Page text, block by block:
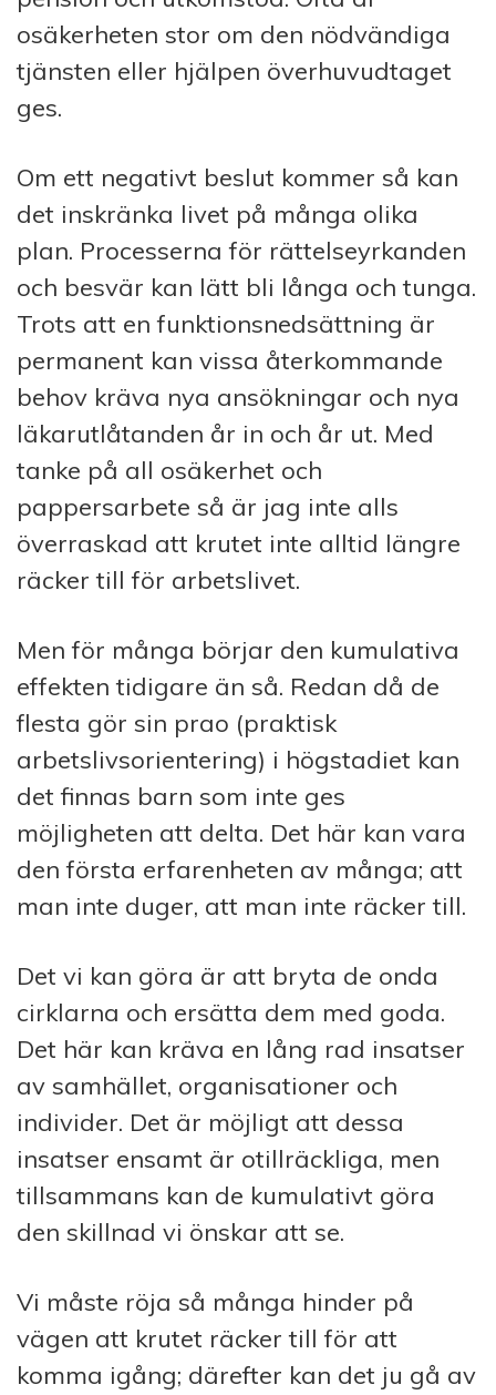
osäkerheten stor om den nödvändiga
tjänsten eller hjälpen överhuvudtaget
ges.
Om ett negativt beslut kommer så kan
det inskränka livet på många olika
plan. Processerna för rättelseyrkanden
och besvär kan lätt bli långa och tunga.
Trots att en funktionsnedsättning är
permanent kan vissa återkommande
behov kräva nya ansökningar och nya
läkarutlåtanden år in och år ut. Med
tanke på all osäkerhet och
pappersarbete så är jag inte alls
överraskad att krutet inte alltid längre
räcker till för arbetslivet.
Men för många börjar den kumulativa
effekten tidigare än så. Redan då de
flesta gör sin prao (praktisk
arbetslivsorientering) i högstadiet kan
det finnas barn som inte ges
möjligheten att delta. Det här kan vara
den första erfarenheten av många; att
man inte duger, att man inte räcker till.
Det vi kan göra är att bryta de onda
cirklarna och ersätta dem med goda.
Det här kan kräva en lång rad insatser
av samhället, organisationer och
individer. Det är möjligt att dessa
insatser ensamt är otillräckliga, men
tillsammans kan de kumulativt göra
den skillnad vi önskar att se.
Vi måste röja så många hinder på
vägen att krutet räcker till för att
komma igång; därefter kan det ju gå av